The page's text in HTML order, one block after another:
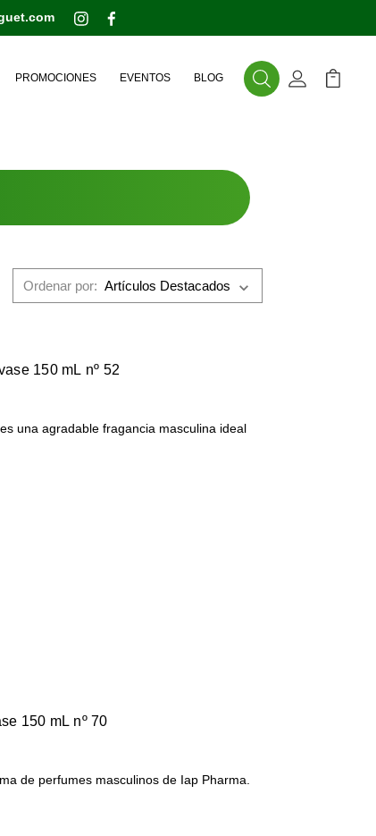
PROMOCIONES EVENTOS BLOG BuscarMi Cuenta
Mi
Ordenar por:
150 mL nº 52
una agradable fragancia masculina ideal
150 mL nº 70
de perfumes masculinos de Iap Pharma.